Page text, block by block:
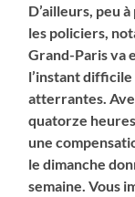
D’ailleurs, peu
les policiers,
Grand-Paris va
l’instant
atterrantes.
quatorze
une
le dimanche
semaine. Vous